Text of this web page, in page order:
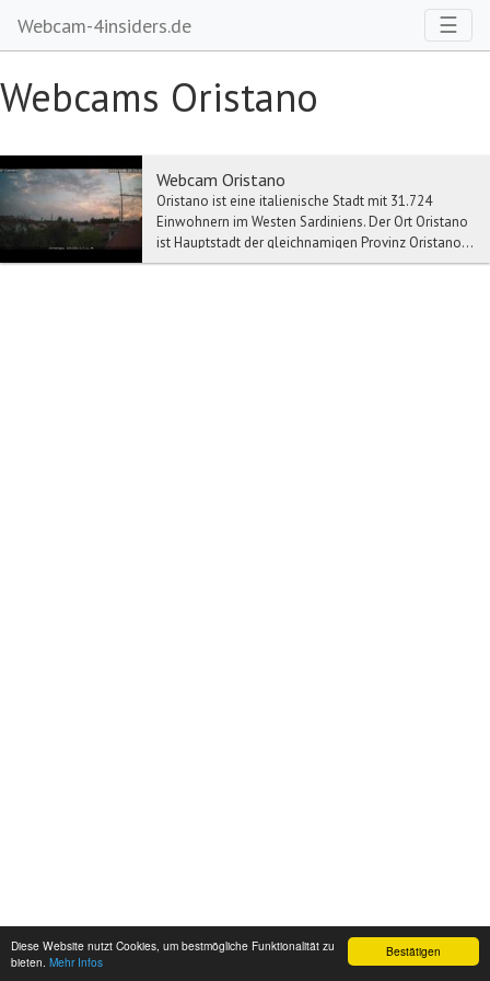
Bestätigen
Diese Website nutzt Cookies, um bestmögliche Funktionalität zu
bieten. Mehr Infos
Webcam-4insiders.de ☰
Webcams Oristano
Webcam Oristano
Oristano ist eine italienische Stadt mit 31.724
Einwohnern im Westen Sardiniens. Der Ort Oristano
ist Hauptstadt der gleichnamigen Provinz Oristano...